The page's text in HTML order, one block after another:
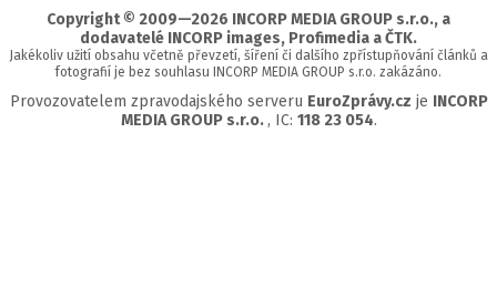
Copyright © 2009—2026 INCORP MEDIA GROUP s.r.o., a
dodavatelé INCORP images, Profimedia a ČTK.
Jakékoliv užití obsahu včetně převzetí, šíření či dalšího zpřístupňování článků a
fotografií je bez souhlasu INCORP MEDIA GROUP s.r.o. zakázáno.
Provozovatelem zpravodajského serveru EuroZprávy.cz je INCORP
MEDIA GROUP s.r.o. , IC: 118 23 054.